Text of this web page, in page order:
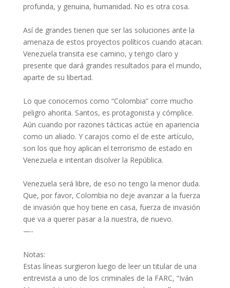
profunda, y genuina, humanidad. No es otra cosa.
Así de grandes tienen que ser las soluciones ante la
amenaza de estos proyectos políticos cuando atacan.
Venezuela transita ese camino, y tengo claro y
presente que dará grandes resultados para el mundo,
aparte de su libertad.
Lo que conocemos como “Colombia” corre mucho
peligro ahorita. Santos, es protagonista y cómplice.
Aún cuando por razones tácticas actúe en apariencia
como un aliado. Y carajos como el de este artículo,
son los que hoy aplican el terrorismo de estado en
Venezuela e intentan disolver la República.
Venezuela será libre, de eso no tengo la menor duda.
Que, por favor, Colombia no deje avanzar a la fuerza
de invasión que hoy tiene en casa, fuerza de invasión
que va a querer pasar a la nuestra, de nuevo.
—-
Notas:
Estas líneas surgieron luego de leer un titular de una
entrevista a uno de los criminales de la FARC, “Iván